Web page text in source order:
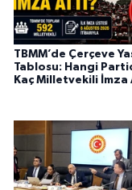
TBMM’de Çerçeve
Tablosu: Hangi
Kaç Milletvekili İmza